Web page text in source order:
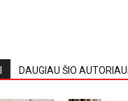
DAUGIAU ŠIO